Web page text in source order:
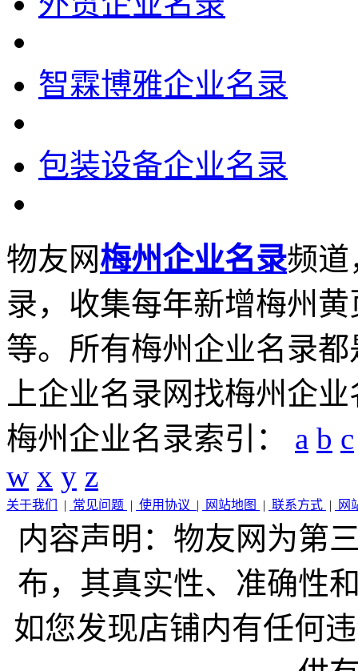
智霖博雅企业名录
包装设备企业名录
物友网梅州企业名录频道
录，收集每年新增梅州
等。所有梅州企业名录
上企业名录网找梅州企
梅州企业名录索引： a b c
w x y z
关于我们 | 常见问题 | 使用协议 | 网站地图 | 联系方式 | 网
内容声明：物友网为第
布，其真实性、准确性
如您发现店铺内有任何